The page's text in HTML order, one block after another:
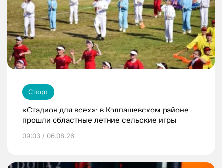
Спорт
«Стадион для всех»: в Колпашевском районе
прошли областные летние сельские игры
09:03 / 06.08.26